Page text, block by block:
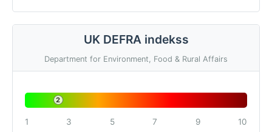
UK DEFRA indekss
Department for Environment, Food & Rural Affairs
2
1 3 5 7 9 10